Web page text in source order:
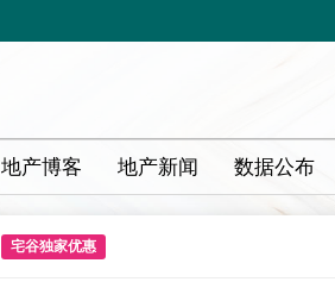
地产博客 地产新闻 数据公布
宅谷独家优惠